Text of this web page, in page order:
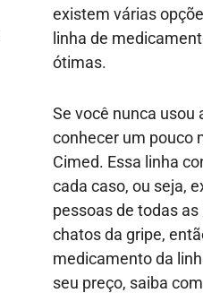
existem várias
linha de
ótimas.
Se você nunca usou
conhecer um pouco
Cimed. Essa linha
cada caso, ou seja,
pessoas de todas
chatos da gripe,
medicamento da
seu preço, saiba